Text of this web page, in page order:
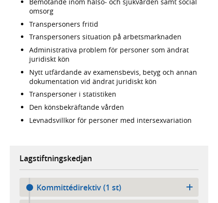
omsorg
Transpersoners fritid
Transpersoners situation på arbetsmarknaden
Administrativa problem för personer som ändrat
juridiskt kön
Nytt utfärdande av examensbevis, betyg och annan
dokumentation vid ändrat juridiskt kön
Transpersoner i statistiken
Den könsbekräftande vården
Levnadsvillkor för personer med intersexvariation
Lagstiftningskedjan
Kommittédirektiv (1 st)